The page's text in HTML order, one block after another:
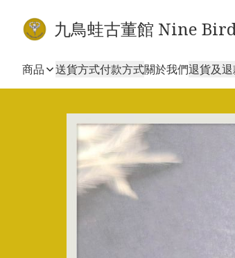
九鳥蛙古董館 Nine
商品 送貨方式付款方式關於我們退貨及